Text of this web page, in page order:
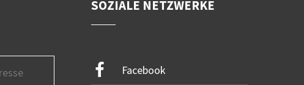
SOZIALE NETZWERKE
Facebook